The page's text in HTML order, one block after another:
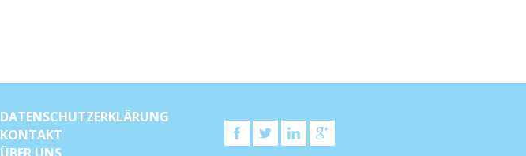
DATENSCHUTZERKLÄRUNG
KONTAKT